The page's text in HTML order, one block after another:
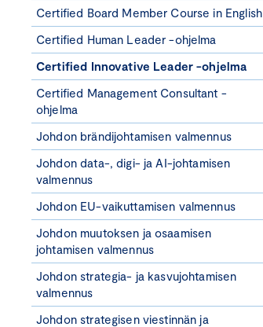
Certified Board Member Course in English
Certified Human Leader -ohjelma
Certified Innovative Leader -ohjelma
Certified Management Consultant -
ohjelma
Johdon brändijohtamisen valmennus
Johdon data-, digi- ja AI-johtamisen
valmennus
Johdon EU-vaikuttamisen valmennus
Johdon muutoksen ja osaamisen
johtamisen valmennus
Johdon strategia- ja kasvujohtamisen
valmennus
Johdon strategisen viestinnän ja